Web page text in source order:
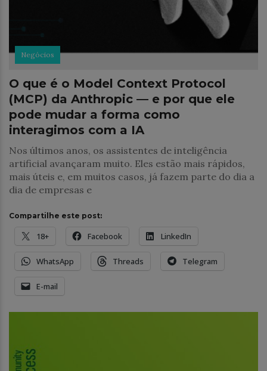
Negócios
O que é o Model Context Protocol
(MCP) da Anthropic — e por que ele
pode mudar a forma como
interagimos com a IA
Nos últimos anos, os assistentes de inteligência
artificial avançaram muito. Eles estão mais rápidos,
mais úteis e, em muitos casos, já fazem parte do dia a
dia de empresas e
Compartilhe este post:
18+ Facebook LinkedIn
WhatsApp Threads Telegram
E-mail